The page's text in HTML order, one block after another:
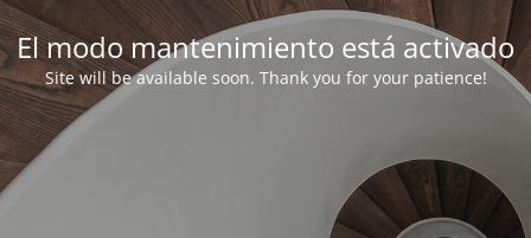
El modo mantenimiento está activado
Site will be available soon. Thank you for your patience!